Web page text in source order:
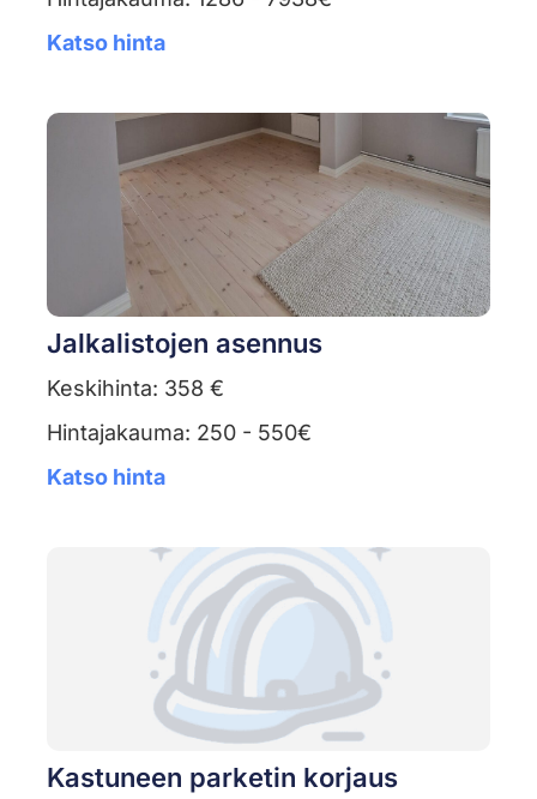
Katso hinta
Jalkalistojen asennus
Keskihinta: 358 €
Hintajakauma: 250 - 550€
Katso hinta
Kastuneen parketin korjaus